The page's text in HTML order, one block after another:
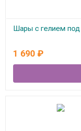
Шары с гелием
1 690 ₽